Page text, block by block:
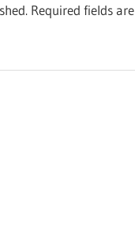
Required fields